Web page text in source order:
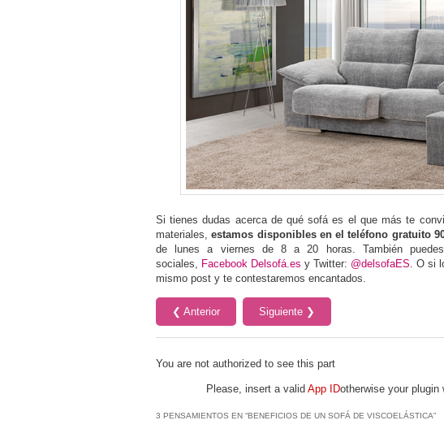
Si tienes dudas acerca de qué sofá es el que más te
materiales,estamos disponibles en el teléfono gratuito
de lunes a viernes de 8 a 20 horas. También
sociales, Facebook Delsofá.es y Twitter: @delsofaES . O si
mismo post y te contestaremos encantados.
❮ Anterior Siguiente ❯
You are not authorized to see this part
Please, insert a valid App IDotherwise your plugin
3 PENSAMIENTOS EN “BENEFICIOS DE UN SOFÁ DE VISCOELÁSTICA”